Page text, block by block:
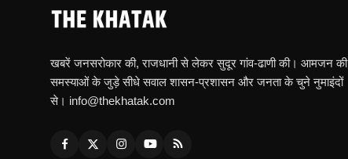
खबरें जनसरोकार की, राजधानी से लेकर सुदूर गांव-ढाणी की। आमजन की
समस्याओं के जुड़े सीधे सवाल शासन-प्रशासन और जनता के चुने नुमाइंदों
से। info@thekhatak.com